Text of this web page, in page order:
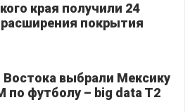
края получили 24
покрытия
выбрали Мексику
по футболу – big data T2